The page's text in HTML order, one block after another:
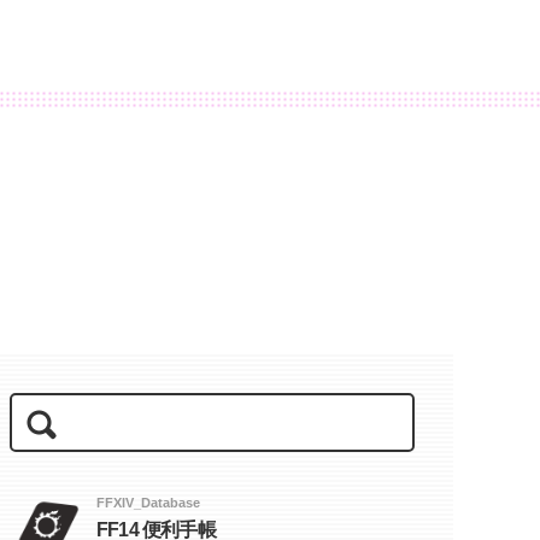
FFXIV_Database
FF14 便利手帳